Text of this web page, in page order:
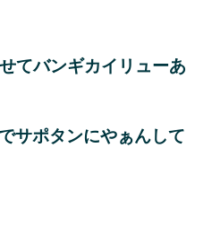
てバンギカイリューあ
サポタンにやぁんして